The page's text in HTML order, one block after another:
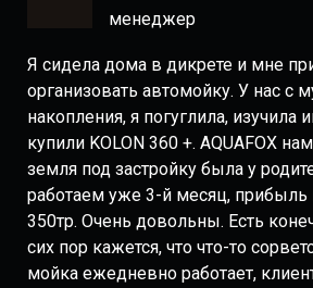
менеджер
Я сидела дома в дикрете и мне
организовать автомойку. У нас с
накопления, я погуглила,
купили KOLON 360 +. AQUAFOX
земля под застройку была у
работаем уже 3-й месяц, прибыль
350тр. Очень довольны. Есть
сих пор кажется, что что-то
мойка ежедневно работает,